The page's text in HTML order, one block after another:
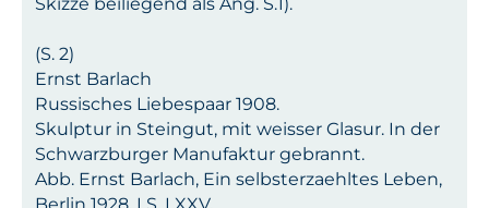
(S. 2)
Ernst Barlach
Russisches Liebespaar 1908.
Skulptur in Steingut, mit weisser Glasur. In der
Schwarzburger Manufaktur gebrannt.
Abb. Ernst Barlach, Ein selbsterzaehltes Leben,